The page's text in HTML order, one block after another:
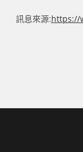
訊息來源:https://